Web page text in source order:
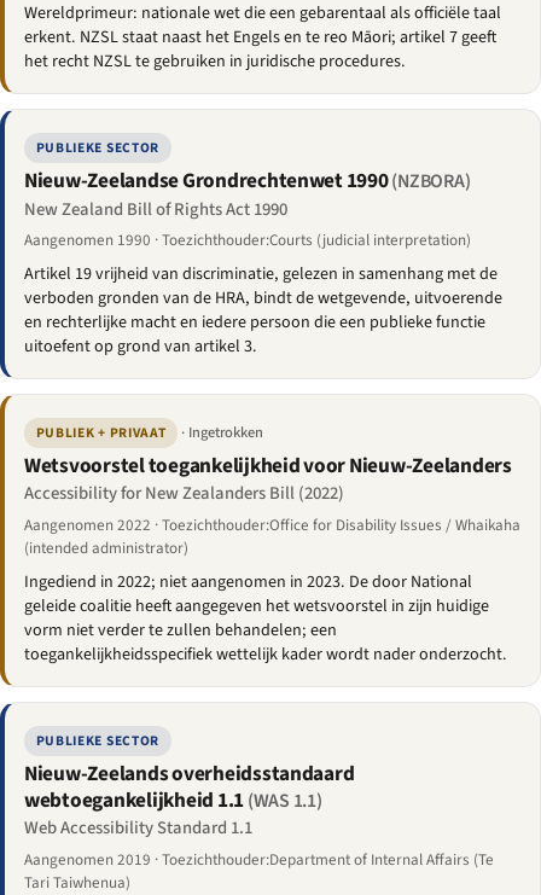
Wereldprimeur: nationale wet die een gebarentaal als officiële taal
erkent. NZSL staat naast het Engels en te reo Māori; artikel 7 geeft
het recht NZSL te gebruiken in juridische procedures.
PUBLIEKE SECTOR
Nieuw-Zeelandse Grondrechtenwet 1990(NZBORA)
New Zealand Bill of Rights Act 1990
Aangenomen 1990 · Toezichthouder:Courts (judicial interpretation)
Artikel 19 vrijheid van discriminatie, gelezen in samenhang met de
verboden gronden van de HRA, bindt de wetgevende, uitvoerende
en rechterlijke macht en iedere persoon die een publieke functie
uitoefent op grond van artikel 3.
PUBLIEK + PRIVAAT · Ingetrokken
Wetsvoorstel toegankelijkheid voor Nieuw-Zeelanders
Accessibility for New Zealanders Bill (2022)
Aangenomen 2022 · Toezichthouder:Office for Disability Issues / Whaikaha
(intended administrator)
Ingediend in 2022; niet aangenomen in 2023. De door National
geleide coalitie heeft aangegeven het wetsvoorstel in zijn huidige
vorm niet verder te zullen behandelen; een
toegankelijkheidsspecifiek wettelijk kader wordt nader onderzocht.
PUBLIEKE SECTOR
Nieuw-Zeelands overheidsstandaard
webtoegankelijkheid 1.1(WAS 1.1)
Web Accessibility Standard 1.1
Aangenomen 2019 · Toezichthouder:Department of Internal Affairs (Te
Tari Taiwhenua)